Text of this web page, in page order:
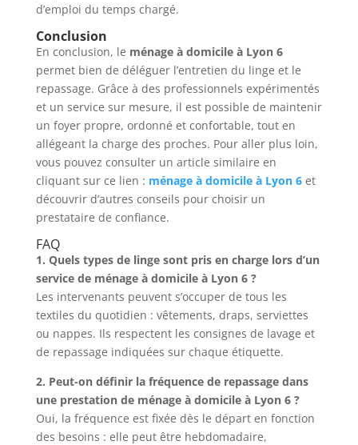
d’emploi du temps chargé.
Conclusion
En conclusion, le ménage à domicile à Lyon 6
permet bien de déléguer l’entretien du linge et le
repassage. Grâce à des professionnels expérimentés
et un service sur mesure, il est possible de maintenir
un foyer propre, ordonné et confortable, tout en
allégeant la charge des proches. Pour aller plus loin,
vous pouvez consulter un article similaire en
cliquant sur ce lien : ménage à domicile à Lyon 6 et
découvrir d’autres conseils pour choisir un
prestataire de confiance.
FAQ
1. Quels types de linge sont pris en charge lors d’un
service de ménage à domicile à Lyon 6 ?
Les intervenants peuvent s’occuper de tous les
textiles du quotidien : vêtements, draps, serviettes
ou nappes. Ils respectent les consignes de lavage et
de repassage indiquées sur chaque étiquette.
2. Peut-on définir la fréquence de repassage dans
une prestation de ménage à domicile à Lyon 6 ?
Oui, la fréquence est fixée dès le départ en fonction
des besoins : elle peut être hebdomadaire,